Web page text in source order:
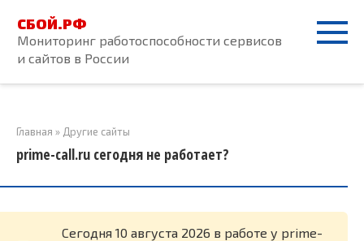
контенту
СБОЙ.РФ
Мониторинг работоспособности сервисов
и сайтов в России
Главная » Другие сайты
prime-call.ru сегодня не работает?
Cегодня 10 августа 2026 в работе у prime-